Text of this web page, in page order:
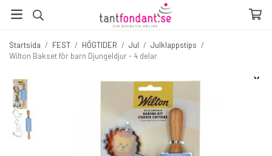
Startsida / FEST / HÖGTIDER / Jul / Julklappstips /
Wilton Bakset för barn Djungeldjur - 4 delar
Fler produkter du inte vill missa
☓